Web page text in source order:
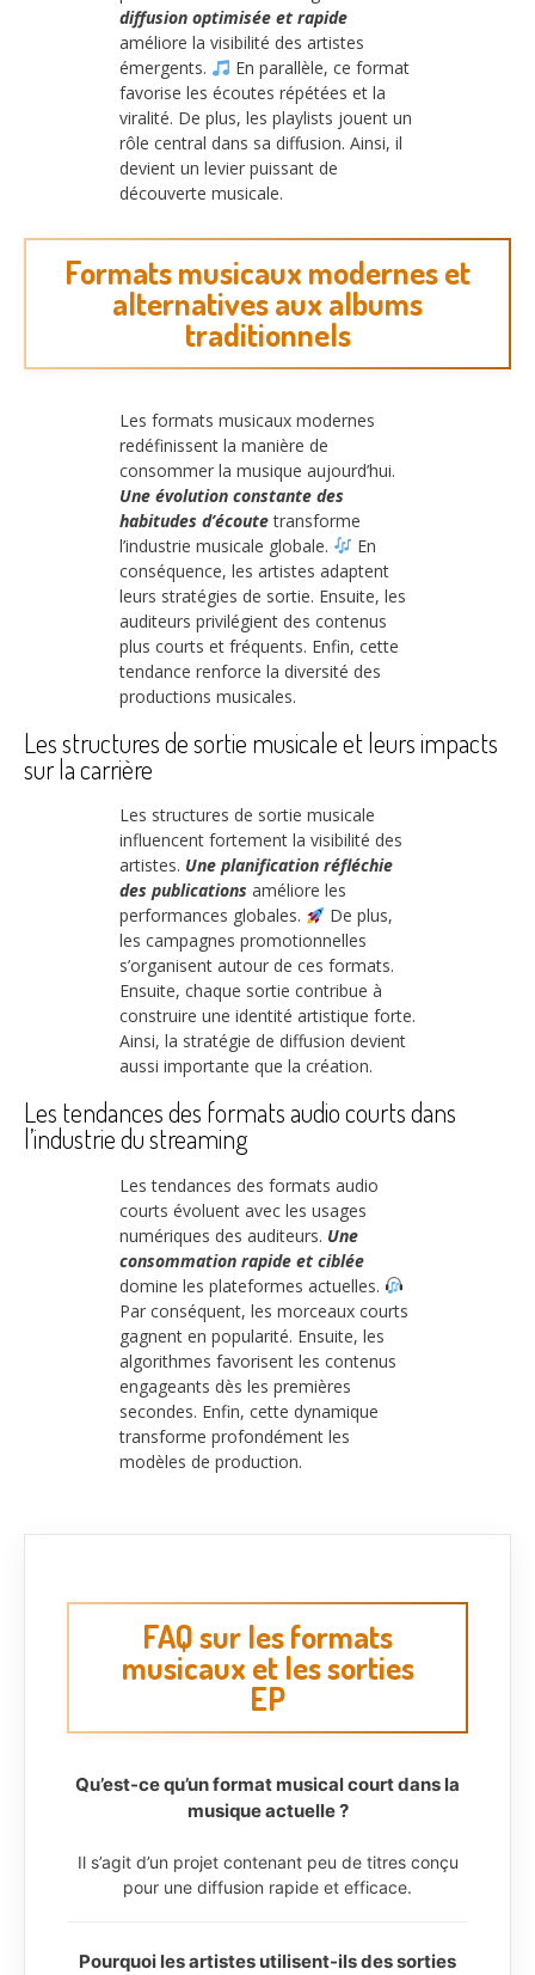
diffusion optimisée et rapide
améliore la visibilité des artistes
émergents.
En parallèle, ce format
favorise les écoutes répétées et la
viralité. De plus, les playlists jouent un
rôle central dans sa diffusion. Ainsi, il
devient un levier puissant de
découverte musicale.
Formats musicaux modernes et
alternatives aux albums
traditionnels
Les formats musicaux modernes
redéfinissent la manière de
consommer la musique aujourd’hui.
Une évolution constante des
habitudes d’écoutetransforme
l’industrie musicale globale.
En
conséquence, les artistes adaptent
leurs stratégies de sortie. Ensuite, les
auditeurs privilégient des contenus
plus courts et fréquents. Enfin, cette
tendance renforce la diversité des
productions musicales.
Les structures de sortie musicale et leurs impacts
sur la carrière
Les structures de sortie musicale
influencent fortement la visibilité des
artistes. Une planification réfléchie
des publications améliore les
performances globales.
De plus,
les campagnes promotionnelles
s’organisent autour de ces formats.
Ensuite, chaque sortie contribue à
construire une identité artistique forte.
Ainsi, la stratégie de diffusion devient
aussi importante que la création.
Les tendances des formats audio courts dans
l’industrie du streaming
Les tendances des formats audio
courts évoluent avec les usages
numériques des auditeurs. Une
consommation rapide et ciblée
domine les plateformes actuelles.
Par conséquent, les morceaux courts
gagnent en popularité. Ensuite, les
algorithmes favorisent les contenus
engageants dès les premières
secondes. Enfin, cette dynamique
transforme profondément les
modèles de production.
FAQ sur les formats
musicaux et les sorties
EP
Qu’est-ce qu’un format musical court dans la
musique actuelle ?
Il s’agit d’un projet contenant peu de titres conçu
pour une diffusion rapide et efficace.
Pourquoi les artistes utilisent-ils des sorties